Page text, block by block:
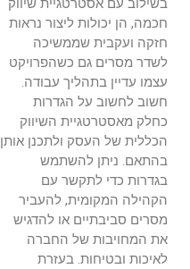
בשילוב עם אסטרטגיית שיווק
חכמה, הן יכולות ליצור נראות
חזקה ועקבית שממשיכה
לשדר מסרים גם כשהפרויקט
עצמו עדיין בתהליך עבודה.
חשוב לחשוב על הגדרות
כחלק מאסטרטגיית השיווק
הכללית של העסק ולתכנן אותן
בהתאם. ניתן להשתמש
בגדרות כדי לתקשר עם
הקהילה המקומית, להעביר
מסרים סביבתיים או להדגיש
את המחויבות של החברה
לאיכות ובטיחות. בעזרת